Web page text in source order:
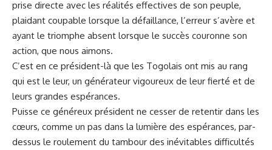
prise directe avec les réalités effectives de son peuple,
plaidant coupable lorsque la défaillance, l’erreur s’avère et
ayant le triomphe absent lorsque le succès couronne son
action, que nous aimons.
C’est en ce président-là que les Togolais ont mis au rang
qui est le leur, un générateur vigoureux de leur fierté et de
leurs grandes espérances.
Puisse ce généreux président ne cesser de retentir dans les
cœurs, comme un pas dans la lumière des espérances, par-
dessus le roulement du tambour des inévitables difficultés